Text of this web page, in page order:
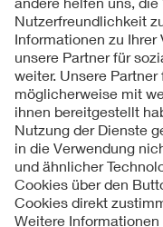
Kontakt
Impressum
Datenschutzinformationen